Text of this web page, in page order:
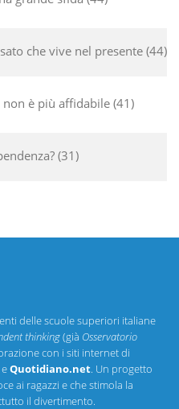
che vive nel presente 44
è più affidabile 41
31
delle scuole superiori italiane
thinking(già Osservatorio
con i siti internet di
eQuotidiano.net. Un progetto
ai ragazzi e che stimola la
il divertimento.